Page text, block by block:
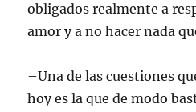
obligados realmente a
amor y a no hacer nada
–Una de las cuestiones
hoy es la que de modo